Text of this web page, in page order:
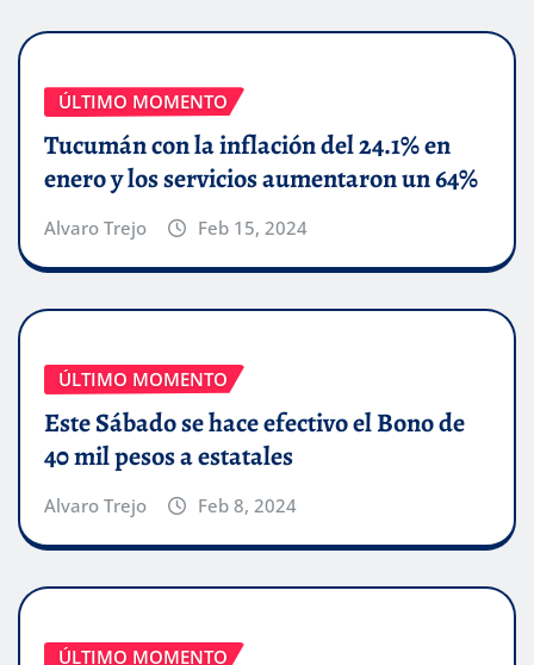
ÚLTIMO MOMENTO
Tucumán con la inflación del 24.1% en
enero y los servicios aumentaron un 64%
Alvaro Trejo Feb 15, 2024
ÚLTIMO MOMENTO
Este Sábado se hace efectivo el Bono de
40 mil pesos a estatales
Alvaro Trejo Feb 8, 2024
ÚLTIMO MOMENTO